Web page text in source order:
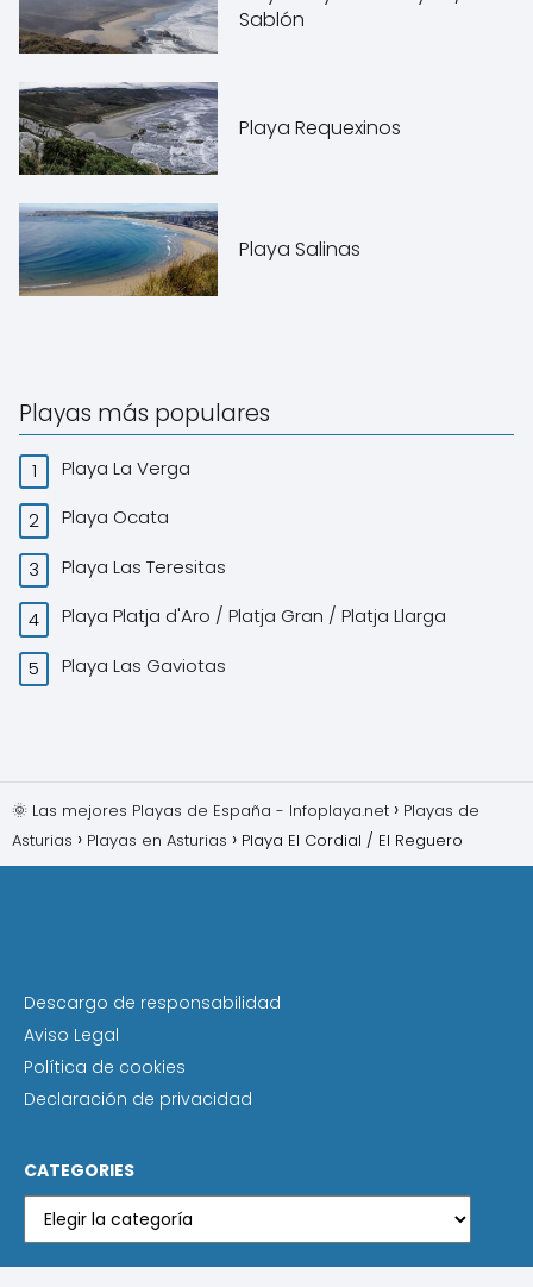
Sablón
Playa Requexinos
Playa Salinas
Playas más populares
Playa La Verga
Playa Ocata
Playa Las Teresitas
Playa Platja d'Aro / Platja Gran / Platja Llarga
Playa Las Gaviotas
🌞 Las mejores Playas de España - Infoplaya.net
Playas de
Asturias
Playas en Asturias Playa El Cordial / El Reguero
Descargo de responsabilidad
Aviso Legal
Política de cookies
Declaración de privacidad
CATEGORIES